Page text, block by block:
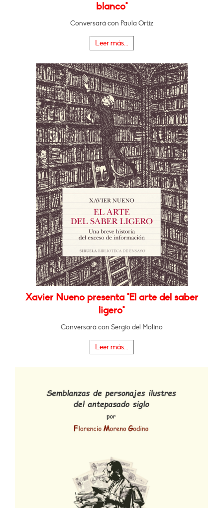
blanco"
Conversará con Paula Ortiz
Leer más...
Xavier Nueno presenta "El arte del saber
ligero"
Conversará con Sergio del Molino
Leer más...